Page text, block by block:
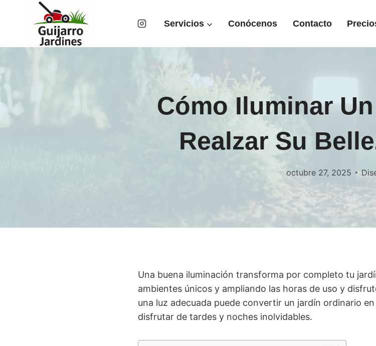
contenido
Servicios Conócenos Contacto
Cómo Iluminar
Realzar Su
octubre 27, 2025
Una buena iluminación transforma por completo tu
ambientes únicos y ampliando las horas de uso y
una luz adecuada puede convertir un jardín ordinario
disfrutar de tardes y noches inolvidables.